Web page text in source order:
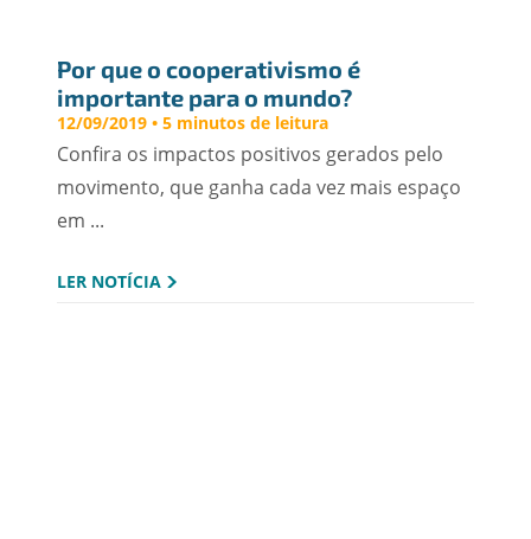
Por que o cooperativismo é
importante para o mundo?
12/09/2019 • 5 minutos de leitura
Confira os impactos positivos gerados pelo
movimento, que ganha cada vez mais espaço
em ...
LER NOTÍCIA